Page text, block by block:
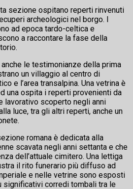
sezione ospitano reperti rinvenuti
archeologici nel borgo. I
ad epoca tardo-celtica e
a raccontare la fase della
le testimonianze della prima
un villaggio al centro di
e l’area transalpina. Una vetrina è
una ospita i reperti provenienti da
lavorativo scoperto negli anni
luce, tra gli altri reperti, anche un
romana è dedicata alla
scavata negli anni settanta e che
dell’attuale cimitero. Una lettiga
il rito funerario più diffuso ad
e nelle vetrine sono esposti
significativi corredi tombali tra le